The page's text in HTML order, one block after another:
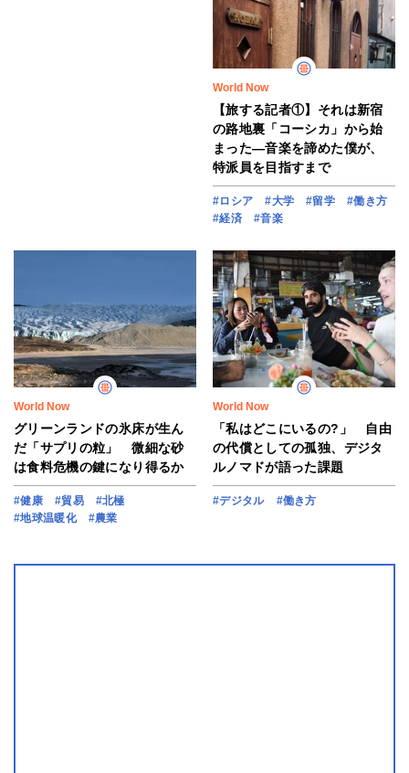
World Now
【旅する記者①】それは新宿
の路地裏「コーシカ」から始
まった―音楽を諦めた僕が、
特派員を目指すまで
#ロシア #大学 #留学
#働き方
#経済
#音楽
World Now
グリーンランドの氷床が生ん
だ「サプリの粒」 微細な砂
は食料危機の鍵になり得るか
#健康 #貿易
#北極
#地球温暖化
#農業
World Now
「私はどこにいるの?」 自由
の代償としての孤独、デジタ
ルノマドが語った課題
#デジタル #働き方